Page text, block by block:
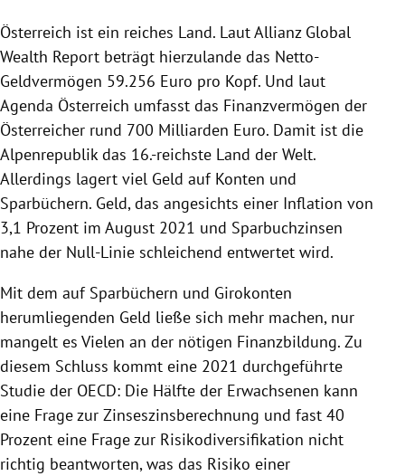
Untermenü
Österreich ist ein reiches Land. Laut Allianz Global
Wealth Report beträgt hierzulande das Netto-
Geldvermögen 59.256 Euro pro Kopf. Und laut
Agenda Österreich umfasst das Finanzvermögen der
Österreicher rund 700 Milliarden Euro. Damit ist die
Alpenrepublik das 16.-reichste Land der Welt.
Allerdings lagert viel Geld auf Konten und
Sparbüchern. Geld, das angesichts einer Inflation von
3,1 Prozent im August 2021 und Sparbuchzinsen
nahe der Null-Linie schleichend entwertet wird.
Mit dem auf Sparbüchern und Girokonten
herumliegenden Geld ließe sich mehr machen, nur
mangelt es Vielen an der nötigen Finanzbildung. Zu
diesem Schluss kommt eine 2021 durchgeführte
Studie der OECD: Die Hälfte der Erwachsenen kann
eine Frage zur Zinseszinsberechnung und fast 40
Prozent eine Frage zur Risikodiversifikation nicht
richtig beantworten, was das Risiko einer